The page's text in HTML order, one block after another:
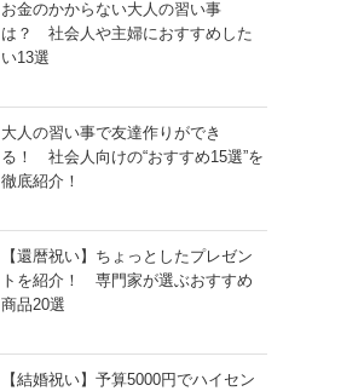
お金のかからない大人の習い事
は？ 社会人や主婦におすすめした
い13選
大人の習い事で友達作りができ
る！ 社会人向けの“おすすめ15選”を
徹底紹介！
【還暦祝い】ちょっとしたプレゼン
トを紹介！ 専門家が選ぶおすすめ
商品20選
【結婚祝い】予算5000円でハイセン